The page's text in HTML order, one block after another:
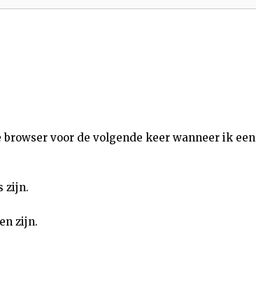
voor de volgende keer wanneer ik een
zijn.
zijn.